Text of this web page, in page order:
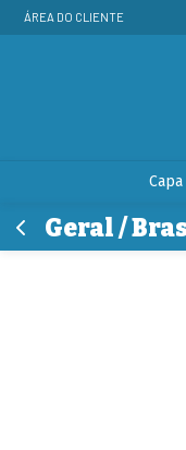
ÁREA DO CLIENTE
Capa
Geral /